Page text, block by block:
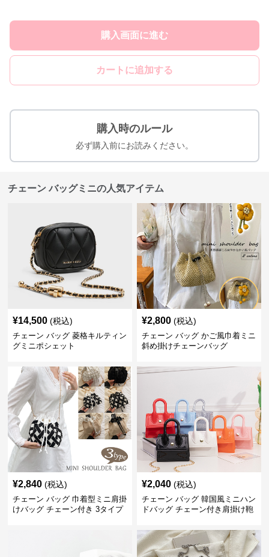
購入画面に進む
カートに追加する
購入時のルール
必ず購入前にお読みください。
チェーン バッグミニの人気アイテム
¥14,500 (税込)
チェーン バッグ 菱格キルティン
グミニポシェット
¥2,800 (税込)
チェーン バッグ かご風巾着ミニ
斜め掛けチェーンバッグ
¥2,840 (税込)
チェーン バッグ 巾着型ミニ肩掛
けバッグ チェーン付き 3タイプ
¥2,040 (税込)
チェーン バッグ 韓国風ミニハン
ドバッグ チェーン付き肩掛け鞄